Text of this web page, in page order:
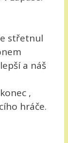
střetnul
a náš
,
hráče.